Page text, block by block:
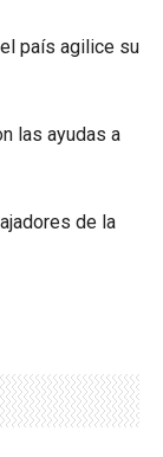
país agilice su
las ayudas a
de la